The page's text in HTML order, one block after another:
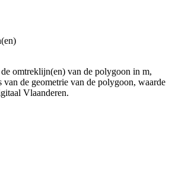
omtreklijn(en) van de polygoon in m,
van de geometrie van de polygoon, waarde
Vlaanderen.